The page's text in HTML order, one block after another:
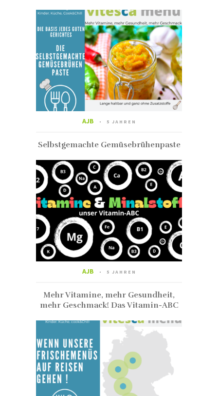
AJB 5 JAHREN
Selbstgemachte Gemüsebrühenpaste
AJB 5 JAHREN
Mehr Vitamine, mehr Gesundheit,
mehr Geschmack! Das Vitamin-ABC